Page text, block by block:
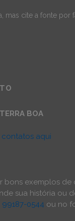
mas cite a fonte por
BOA
contatos aqui
bons exemplos de
sua história ou
99187-0544 ou no